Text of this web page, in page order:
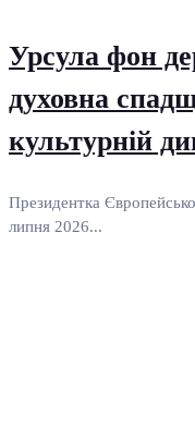
Урсула фон
духовна
культурній
Президентка
липня 2026...